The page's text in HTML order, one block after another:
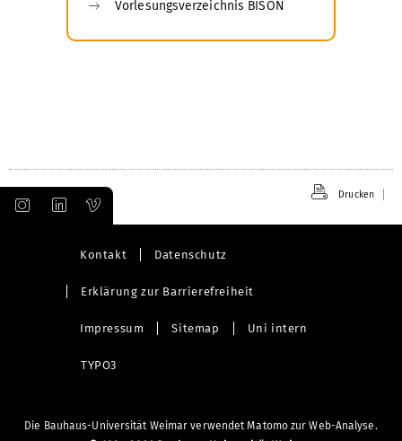
Vorlesungsverzeichnis BISON
Drucken
Kontakt Datenschutz
Erklärung zur Barrierefreiheit
Impressum Sitemap Uni intern
TYPO3
Die Bauhaus-Universität Weimar verwendet Matomo zur Web-Analyse.